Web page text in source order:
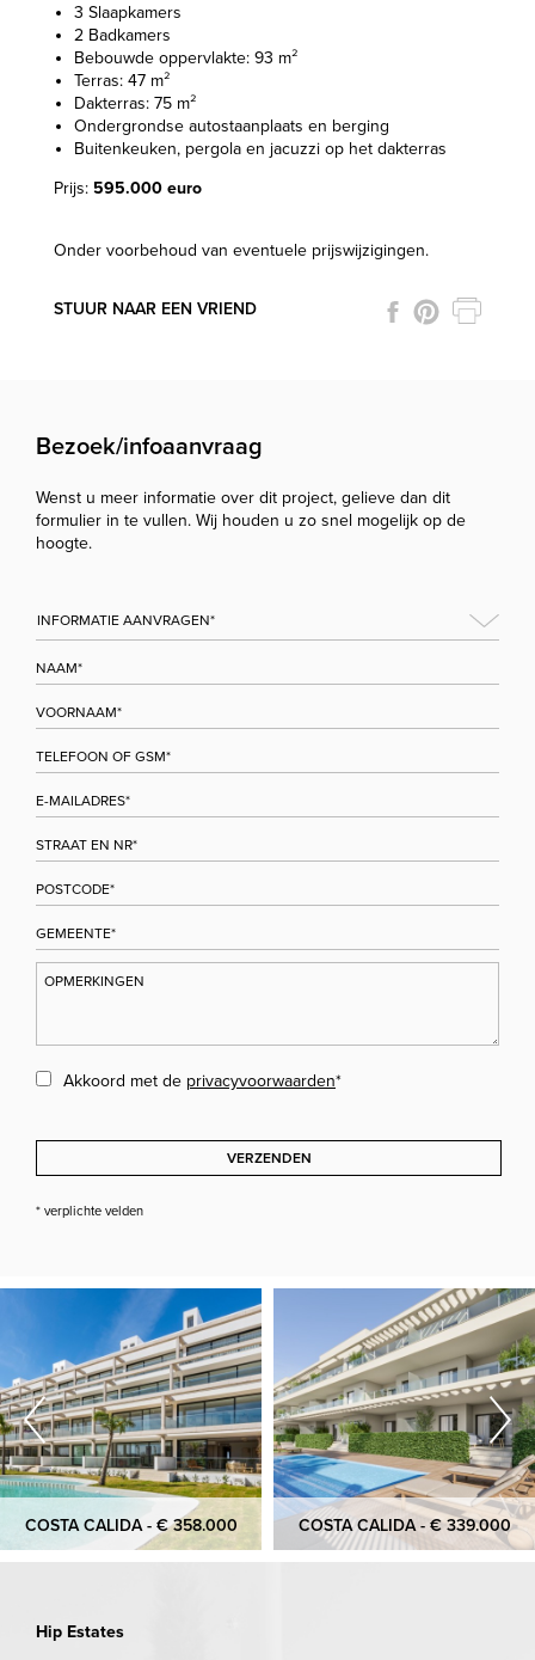
3 Slaapkamers
2 Badkamers
Bebouwde oppervlakte: 93 m²
Terras: 47 m²
Dakterras: 75 m²
Ondergrondse autostaanplaats en berging
Buitenkeuken, pergola en jacuzzi op het dakterras
Prijs: 595.000 euro
Onder voorbehoud van eventuele prijswijzigingen.
STUUR NAAR EEN VRIEND
Bezoek/infoaanvraag
Wenst u meer informatie over dit project, gelieve dan dit
formulier in te vullen. Wij houden u zo snel mogelijk op de
hoogte.
Akkoord met de privacyvoorwaarden*
VERZENDEN
* verplichte velden
COSTA CALIDA - € 358.000 COSTA CALIDA - € 339.000
Hip Estates